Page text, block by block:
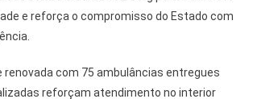
e reforça o compromisso do Estado com
renovada com 75 ambulâncias entregues
reforçam atendimento no interior